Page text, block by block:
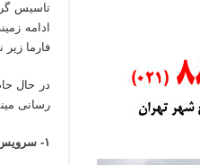
تاسیس
ادامه
فارما
در حال
رسانی
۱- سرویس دوره ای خودرو در محل